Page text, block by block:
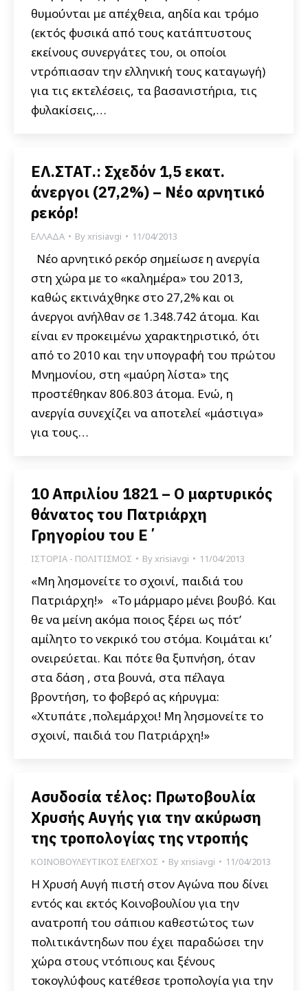
θυμούνται με απέχθεια, αηδία και τρόμο
(εκτός φυσικά από τους κατάπτυστους
εκείνους συνεργάτες του, οι οποίοι
ντρόπιασαν την ελληνική τους καταγωγή)
για τις εκτελέσεις, τα βασανιστήρια, τις
φυλακίσεις,…
ΕΛ.ΣΤΑΤ.: Σχεδόν 1,5 εκατ.
άνεργοι (27,2%) – Νέο αρνητικό
ρεκόρ!
ΕΛΛΑΔΑ Byxrisiavgi 11/04/2013
Νέο αρνητικό ρεκόρ σημείωσε η ανεργία
στη χώρα με το «καλημέρα» του 2013,
καθώς εκτινάχθηκε στο 27,2% και οι
άνεργοι ανήλθαν σε 1.348.742 άτομα. Και
είναι εν προκειμένω χαρακτηριστικό, ότι
από το 2010 και την υπογραφή του πρώτου
Μνημονίου, στη «μαύρη λίστα» της
προστέθηκαν 806.803 άτομα. Ενώ, η
ανεργία συνεχίζει να αποτελεί «μάστιγα»
για τους…
10 Απριλίου 1821 – Ο μαρτυρικός
θάνατος του Πατριάρχη
Γρηγορίου του Ε΄
ΙΣΤΟΡΙΑ - ΠΟΛΙΤΙΣΜΟΣ Byxrisiavgi 11/04/2013
«Μη λησμονείτε το σχοινί, παιδιά του
Πατριάρχη!» «Το μάρμαρο μένει βουβό. Και
θε να μείνη ακόμα ποιος ξέρει ως πότ’
αμίλητο το νεκρικό του στόμα. Κοιμάται κι’
ονειρεύεται. Και πότε θα ξυπνήση, όταν
στα δάση , στα βουνά, στα πέλαγα
βροντήση, το φοβερό ας κήρυγμα:
«Χτυπάτε ,πολεμάρχοι! Μη λησμονείτε το
σχοινί, παιδιά του Πατριάρχη!»
Ασυδοσία τέλος: Πρωτοβουλία
Χρυσής Αυγής για την ακύρωση
της τροπολογίας της ντροπής
ΚΟΙΝΟΒΟΥΛΕΥΤΙΚΟΣ ΕΛΕΓΧΟΣ Byxrisiavgi 11/04/2013
Η Χρυσή Αυγή πιστή στον Αγώνα που δίνει
εντός και εκτός Κοινοβουλίου για την
ανατροπή του σάπιου καθεστώτος των
πολιτικάντηδων που έχει παραδώσει την
χώρα στους ντόπιους και ξένους
τοκογλύφους κατέθεσε τροπολογία για την